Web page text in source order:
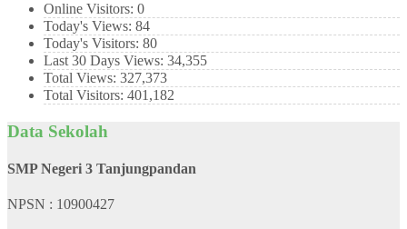
Online Visitors: 0
Today's Views: 84
Today's Visitors: 80
Last 30 Days Views: 34,355
Total Views: 327,373
Total Visitors: 401,182
Data Sekolah
SMP Negeri 3 Tanjungpandan
NPSN : 10900427